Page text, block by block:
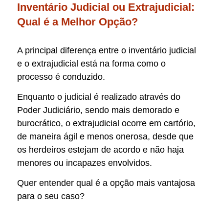
Inventário Judicial ou Extrajudicial:
Qual é a Melhor Opção?
A principal diferença entre o inventário judicial
e o extrajudicial está na forma como o
processo é conduzido.
Enquanto o judicial é realizado através do
Poder Judiciário, sendo mais demorado e
burocrático, o extrajudicial ocorre em cartório,
de maneira ágil e menos onerosa, desde que
os herdeiros estejam de acordo e não haja
menores ou incapazes envolvidos.
Quer entender qual é a opção mais vantajosa
para o seu caso?